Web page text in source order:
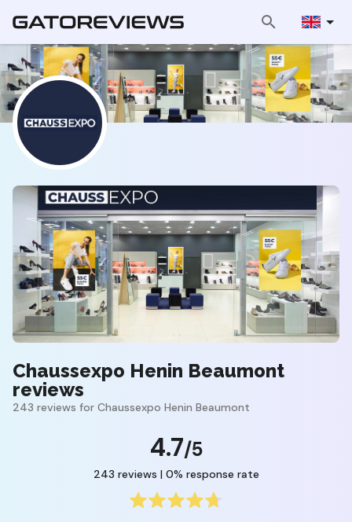
Chaussexpo Henin Beaumont
reviews
243 reviews for Chaussexpo Henin Beaumont
4.7/5
243 reviews | 0% response rate